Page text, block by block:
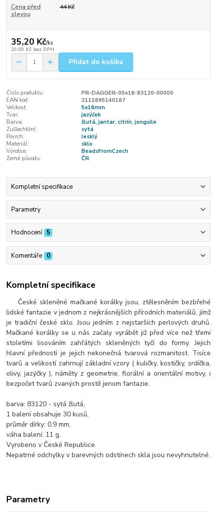
Cena před
slevou
44 Kč
35,20 Kč/ks
29,09 Kč bez DPH
Přidat do košíku
Číslo produktu:
PR-DAGGER-05x16-83120-00000
EAN kód:
2111695140167
Velikost:
5x16mm
Tvar:
jazýček
Barva:
žlutá, jantar, citrín, jonguile
Zušlechtění:
sytá
Povrch:
lesklý
Materiál:
sklo
Výrobce:
BeadsFromCzech
Země původu:
ČR
Kompletní specifikace
Parametry
Hodnocení 5
Komentáře 0
Kompletní specifikace
České skleněné mačkané korálky jsou, ztělesněním bezbřehé
lidské fantazie v jednom z nejkrásnějších přírodních materiálů, jímž
je tradiční české sklo. Jsou jedním z nejstarších perlových druhů.
Mačkané korálky se u nás začaly vyrábět již před více než třemi
stoletími lisováním zahřátých skleněných tyčí do formy. Jejich
hlavní předností je jejich nekonečná tvarová rozmanitost. Tisíce
tvarů a velikostí zahrnují základní vzory ( kuličky, kostičky, srdíčka,
olivy, jazýčky ), náměty z geometrie, florální a orientální motivy, i
bezpočet tvarů zvaných prostě jenom fantazie.
barva: 83120 - sytá žlutá,
1 balení obsahuje 30 kusů,
průměr dírky: 0.9 mm,
váha balení: 11 g,
Vyrobeno v České Republice.
Nepatrné odchylky v barevných odstínech skla jsou nevyhnutelné.
Parametry